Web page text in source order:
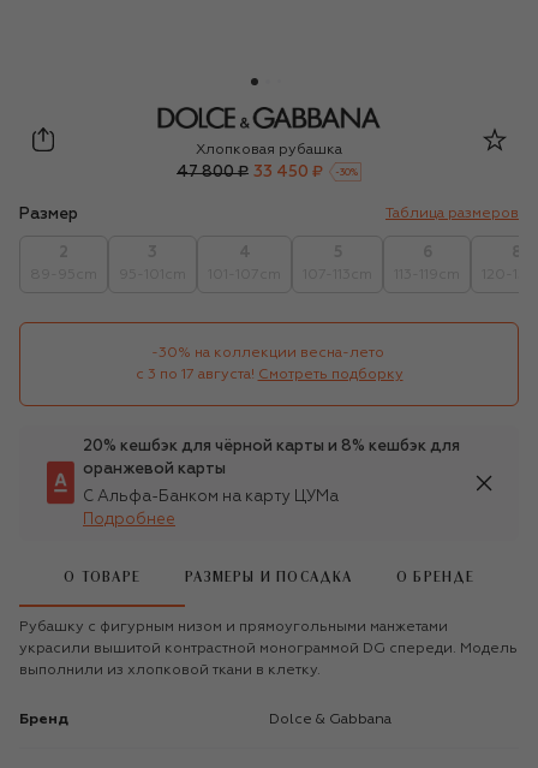
Dolce & Gabbana
Хлопковая рубашка
47 800 ₽ 33 450 ₽ -30%
Размер Таблица размеров
-30% на коллекции весна-лето
с 3 по 17 августа! Смотреть подборку
20% кешбэк для чёрной карты и 8% кешбэк для
оранжевой карты
С Альфа-Банком на карту ЦУМа
Подробнее
О ТОВАРЕ РАЗМЕРЫ И ПОСАДКА О БРЕНДЕ
Рубашку с фигурным низом и прямоугольными манжетами
украсили вышитой контрастной монограммой DG спереди. Модель
выполнили из хлопковой ткани в клетку.
Бренд Dolce & Gabbana